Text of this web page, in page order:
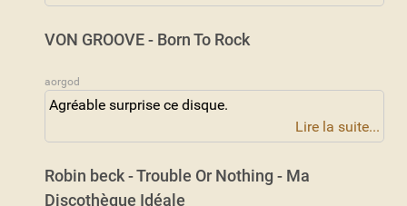
VON GROOVE - Born To Rock
aorgod
Agréable surprise ce disque.
Lire la suite...
Robin beck - Trouble Or Nothing - Ma
Discothèque Idéale